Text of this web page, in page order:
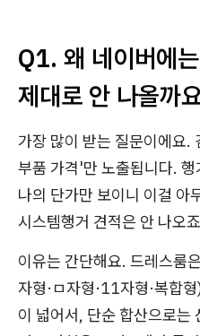
Q1. 왜 네이버에
제대로 안 나올까
가장 많이 받는 질문이에요.
부품 가격'만 노출됩니다.
나의 단가만 보이니 이걸 아
시스템행거 견적은 안 나오
이유는 간단해요. 드레스룸
자형·ㅁ자형·11자형·복합
이 넓어서, 단순 합산으로는